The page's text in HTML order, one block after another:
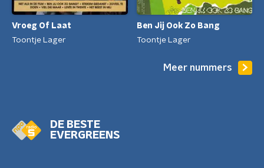
Vroeg Of Laat
Toontje Lager
Ben Jij Ook Zo Bang
Toontje Lager
Meer nummers
DE BESTE
EVERGREENS